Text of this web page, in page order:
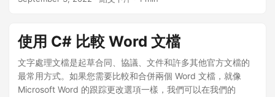
使用 C# 比較 Word 文檔
文字處理文檔是起草合同、協議、文件和許多其他官方文檔的
最常用方式。如果您需要比較和合併兩個 Word 文檔，就像
Microsoft Word 的跟踪更改選項一樣，我們可以在我們的